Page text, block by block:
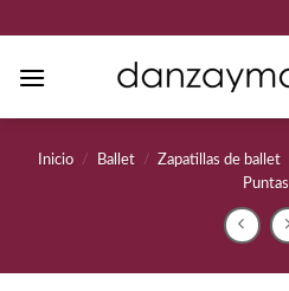
contenido
Inicio / Ballet / Zapatillas de ballet
Puntas